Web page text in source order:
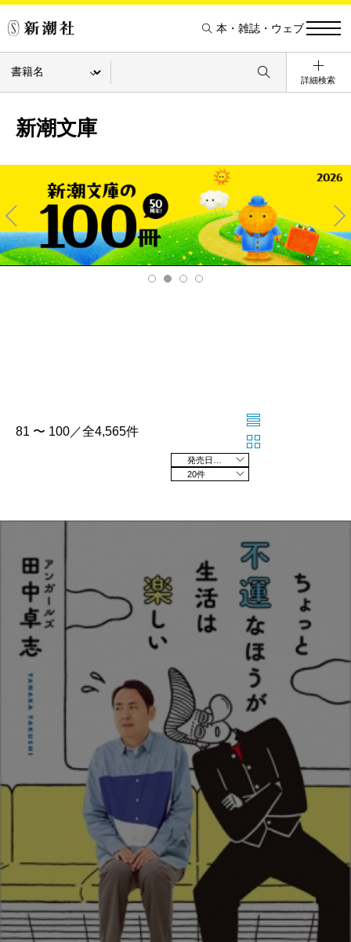
本・雑誌・ウェブ
詳細検索
新潮文庫
Pre
v
Ne
xt
81 〜 100／全4,565件
20件